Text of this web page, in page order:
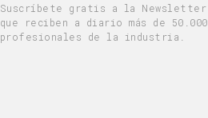
Suscríbete gratis a la Newsletter
que reciben a diario más de 50.000
profesionales de la industria.